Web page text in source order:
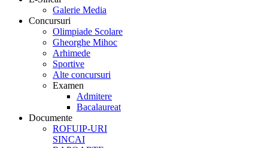
Galerie Media
Concursuri
Olimpiade Scolare
Gheorghe Mihoc
Arhimede
Sportive
Alte concursuri
Examen
Admitere
Bacalaureat
Documente
ROFUIP-URI
SINCAI